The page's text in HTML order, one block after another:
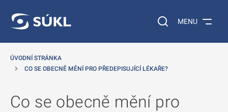
Vyhledávání na
MENU
ÚVODNÍ STRÁNKA
CO SE OBECNĚ MĚNÍ PRO PŘEDEPISUJÍCÍ LÉKAŘE?
Co se obecně mění pro